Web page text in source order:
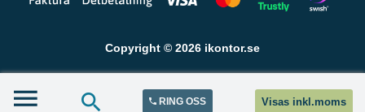
Copyright © 2026 ikontor.se
RING OSS Visas inkl.moms